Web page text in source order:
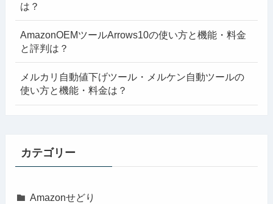
は？
AmazonOEMツールArrows10の使い方と機能・料金
と評判は？
メルカリ自動値下げツール・メルケン自動ツールの
使い方と機能・料金は？
カテゴリー
Amazonせどり